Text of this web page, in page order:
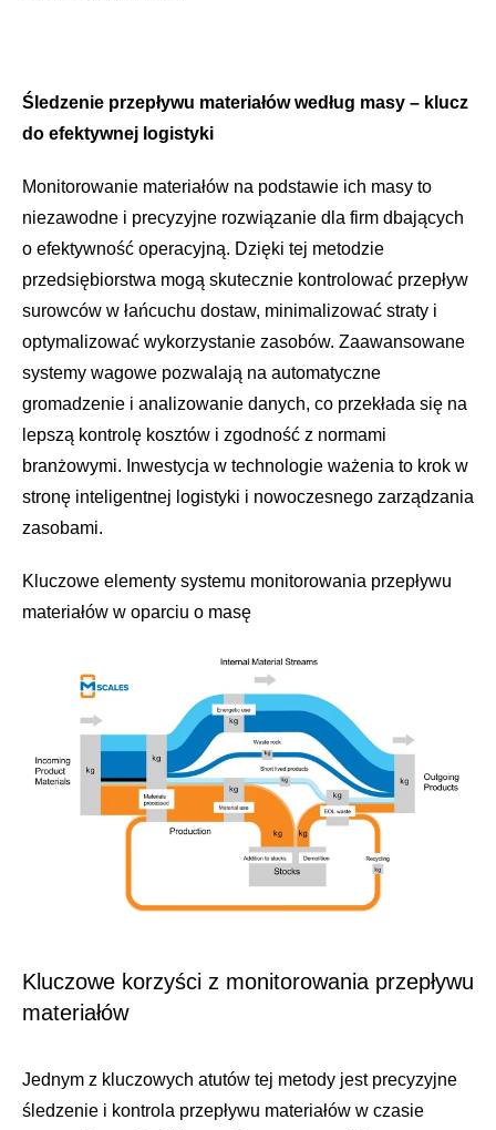
Śledzenie przepływu materiałów według masy – klucz
do efektywnej logistyki
Monitorowanie materiałów na podstawie ich masy to
niezawodne i precyzyjne rozwiązanie dla firm dbających
o efektywność operacyjną. Dzięki tej metodzie
przedsiębiorstwa mogą skutecznie kontrolować przepływ
surowców w łańcuchu dostaw, minimalizować straty i
optymalizować wykorzystanie zasobów. Zaawansowane
systemy wagowe pozwalają na automatyczne
gromadzenie i analizowanie danych, co przekłada się na
lepszą kontrolę kosztów i zgodność z normami
branżowymi. Inwestycja w technologie ważenia to krok w
stronę inteligentnej logistyki i nowoczesnego zarządzania
zasobami.
Kluczowe elementy systemu monitorowania przepływu
materiałów w oparciu o masę
Kluczowe korzyści z monitorowania przepływu
materiałów
Jednym z kluczowych atutów tej metody jest precyzyjne
śledzenie i kontrola przepływu materiałów w czasie